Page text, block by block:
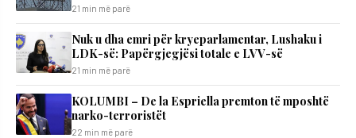
21 min më parë
Nuk u dha emri për kryeparlamentar, Lushaku i
LDK-së: Papërgjegjësi totale e LVV-së
21 min më parë
KOLUMBI – De la Espriella premton të mposhtë
narko-terroristët
22 min më parë